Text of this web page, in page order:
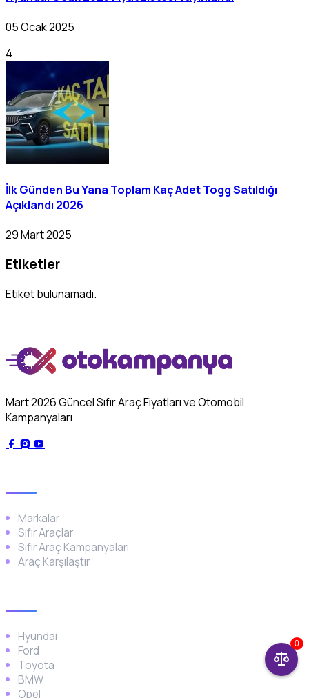
05 Ocak 2025
4
İlk Günden Bu Yana Toplam Kaç Adet Togg Satıldığı
Açıklandı 2026
29 Mart 2025
Etiketler
Etiket bulunamadı.
Mart 2026 Güncel Sıfır Araç Fiyatları ve Otomobil
Kampanyaları
Markalar
Sıfır Araçlar
Sıfır Araç Kampanyaları
Araç Karşılaştır
Hyundai
Ford
Toyota
BMW
Opel
0